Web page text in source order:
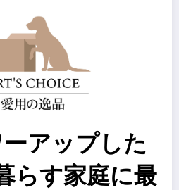
アップした
らす家庭に最